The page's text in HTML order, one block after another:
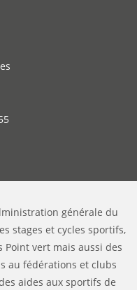
générale du
stages et cycles sportifs,
Point vert mais aussi des
au fédérations et clubs
aides aux sportifs de